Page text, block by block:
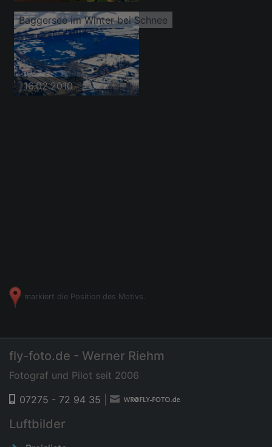
Baggersee im Winter bei Schnee
16.02.2010
markiert die Position des Motivs.
fly-foto.de - Werner Riehm
Fotograf und Pilot seit 2006
07275 - 72 94 35
Luftbilder